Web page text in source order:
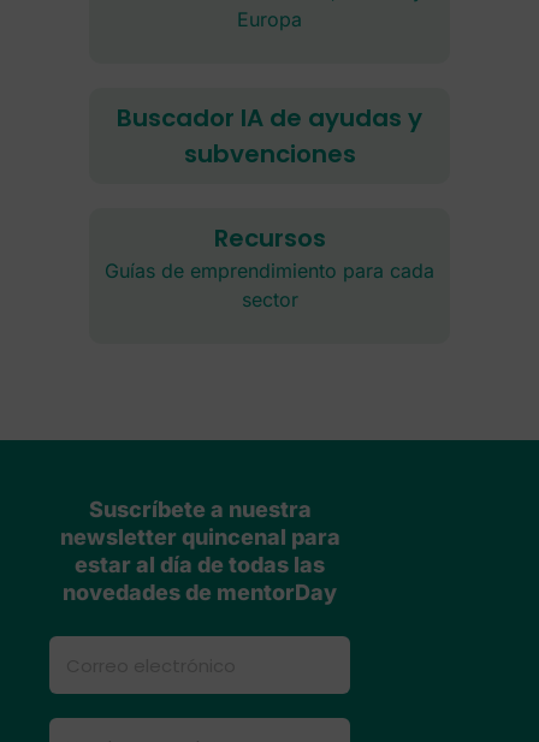
Europa
Buscador IA de ayudas y
subvenciones
Recursos
Guías de emprendimiento para cada
sector
Suscríbete a nuestra
newsletter quincenal para
estar al día de todas las
novedades de mentorDay